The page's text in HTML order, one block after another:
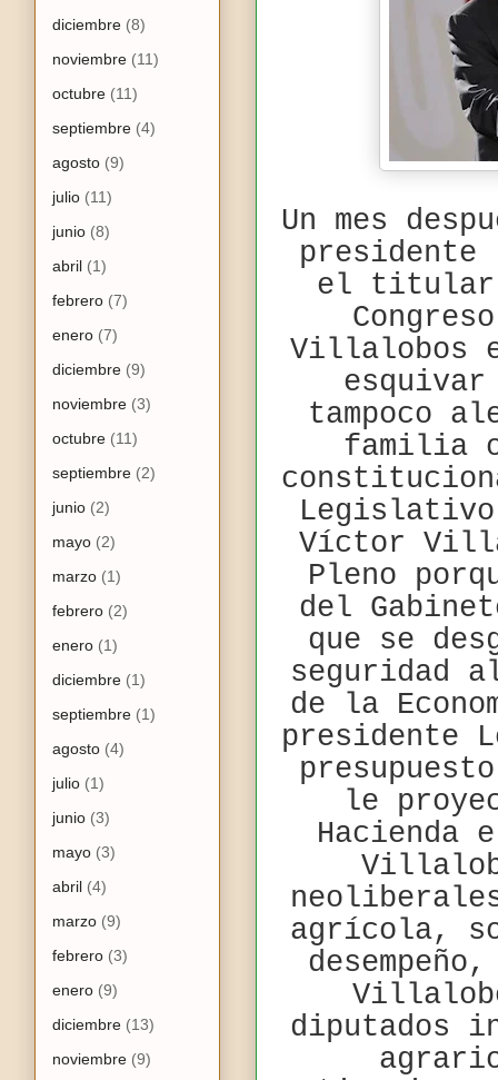
Un mes
presidente
el titular
Villalobos
tampoco
familia
Víctor
Pleno
del
que se
seguridad
de la
presidente
le
Hacienda
agrícola,
diputados
diciembre (8)
noviembre (11)
octubre (11)
septiembre (4)
agosto (9)
julio (11)
junio (8)
abril (1)
febrero (7)
enero (7)
diciembre (9)
noviembre (3)
octubre (11)
septiembre (2)
junio (2)
mayo (2)
marzo (1)
febrero (2)
enero (1)
diciembre (1)
septiembre (1)
agosto (4)
julio (1)
junio (3)
mayo (3)
abril (4)
marzo (9)
febrero (3)
enero (9)
diciembre (13)
noviembre (9)